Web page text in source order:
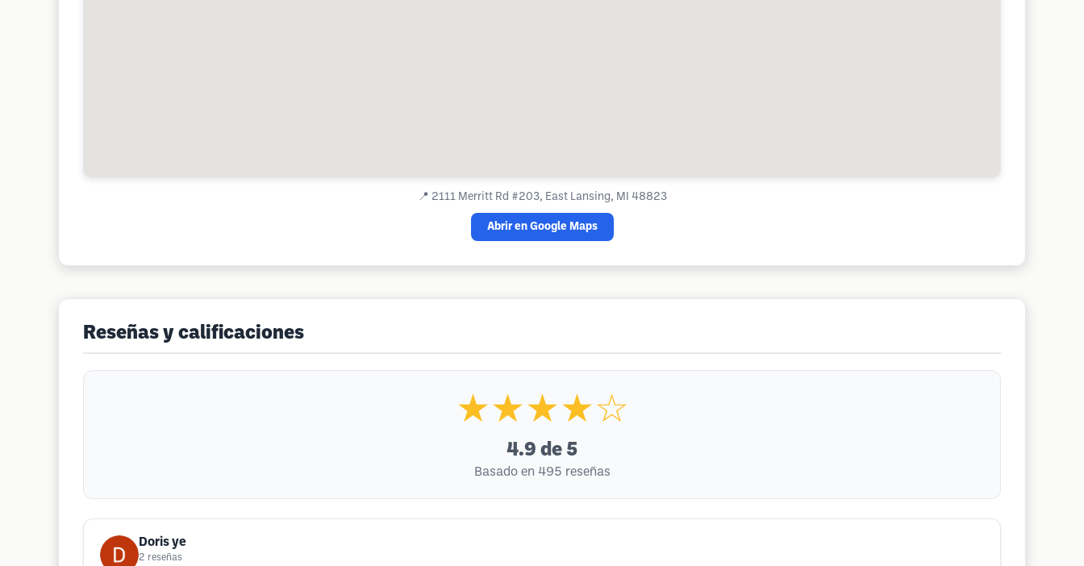
📍 2111 Merritt Rd #203, East Lansing, MI 48823
Abrir en Google Maps
Reseñas y calificaciones
★★★★☆
4.9 de 5
Basado en 495 reseñas
Doris ye
2 reseñas